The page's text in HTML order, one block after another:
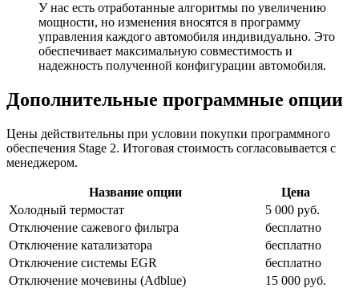
У нас есть отработанные алгоритмы по увеличению
мощности, но изменения вносятся в программу
управления каждого автомобиля индивидуально. Это
обеспечивает максимальную совместимость и
надежность полученной конфигурации автомобиля.
Дополнительные программные опции
Цены действительны при условии покупки программного
обеспечения Stage 2. Итоговая стоимость согласовывается с
менеджером.
Название опции
Цена
Холодный термостат
5 000 руб.
Отключение сажевого фильтра
бесплатно
Отключение катализатора
бесплатно
Отключение системы EGR
бесплатно
Отключение мочевины (Adblue)
15 000 руб.